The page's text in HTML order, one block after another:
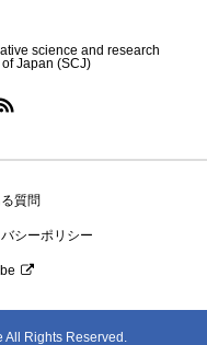
science and research
Japan (SCJ)
質問
シーポリシー
Rights Reserved.